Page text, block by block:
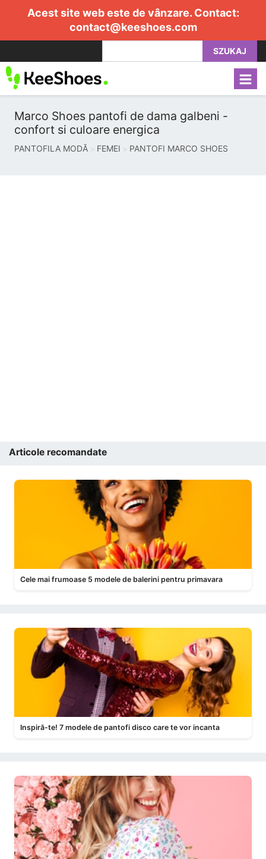
Acest site web este de vânzare. Contact:
contact@keeshoes.com
SZUKAJ
Marco Shoes pantofi de dama galbeni -
confort si culoare energica
PANTOFILA MODĂ FEMEI PANTOFI MARCO SHOES
Articole recomandate
Cele mai frumoase 5 modele de balerini pentru primavara
Inspiră-te! 7 modele de pantofi disco care te vor incanta